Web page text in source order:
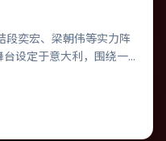
段奕宏、梁朝伟等实力阵
设定于意大利，围绕一
彩高度服务于主题，结